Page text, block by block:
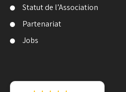
Statut de l’Association
Partenariat
Jobs